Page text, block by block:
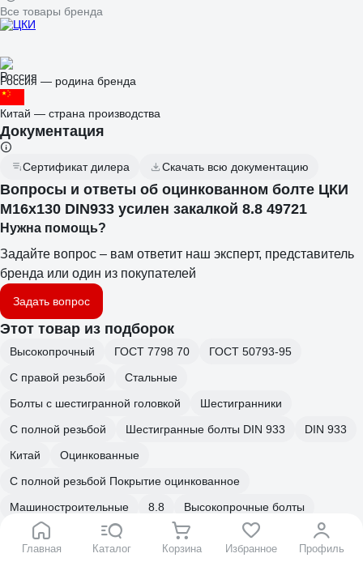
Главная Каталог Корзина Избранное Профиль
Все товары бренда
Россия — родина бренда
Китай — страна производства
Документация
Сертификат дилера Скачать всю документацию
Вопросы и ответы об оцинкованном болте ЦКИ
М16х130 DIN933 усилен закалкой 8.8 49721
Нужна помощь?
Задайте вопрос – вам ответит наш эксперт, представитель
бренда или один из покупателей
Задать вопрос
Этот товар из подборок
Высокопрочный ГОСТ 7798 70
ГОСТ 50793-95
С правой резьбой
Стальные
Болты с шестигранной головкой
Шестигранники
С полной резьбой
Шестигранные болты DIN 933
DIN 933
Китай
Оцинкованные
С полной резьбой Покрытие оцинкованное
Машиностроительные
8.8
Высокопрочные болты
DIN 933 М10
Шпилька резьбовая ЦКИ
Длинные
Высокопрочный крепеж ЦКИ